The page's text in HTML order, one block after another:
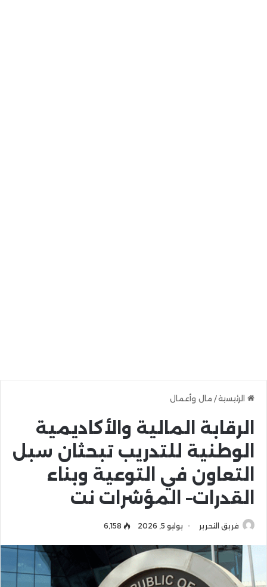
الرئيسية/ مال وأعمال
الرقابة المالية والأكاديمية
الوطنية للتدريب تبحثان سبل
التعاون في التوعية وبناء
القدرات– المؤشرات نت
فريق التحرير يوليو 5, 2026 6٬158